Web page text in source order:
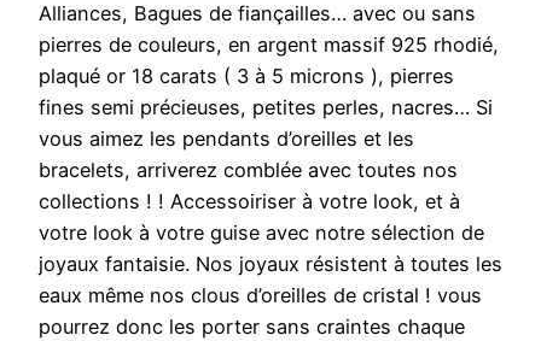
Alliances, Bagues de fiançailles… avec ou sans
pierres de couleurs, en argent massif 925 rhodié,
plaqué or 18 carats ( 3 à 5 microns ), pierres
fines semi précieuses, petites perles, nacres… Si
vous aimez les pendants d’oreilles et les
bracelets, arriverez comblée avec toutes nos
collections ! ! Accessoiriser à votre look, et à
votre look à votre guise avec notre sélection de
joyaux fantaisie. Nos joyaux résistent à toutes les
eaux même nos clous d’oreilles de cristal ! vous
pourrez donc les porter sans craintes chaque